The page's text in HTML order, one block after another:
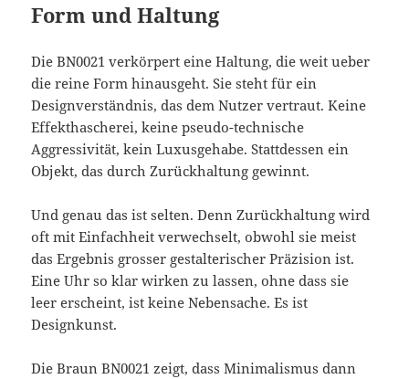
Form und Haltung
Die BN0021 verkörpert eine Haltung, die weit ueber
die reine Form hinausgeht. Sie steht für ein
Designverständnis, das dem Nutzer vertraut. Keine
Effekthascherei, keine pseudo-technische
Aggressivität, kein Luxusgehabe. Stattdessen ein
Objekt, das durch Zurückhaltung gewinnt.
Und genau das ist selten. Denn Zurückhaltung wird
oft mit Einfachheit verwechselt, obwohl sie meist
das Ergebnis grosser gestalterischer Präzision ist.
Eine Uhr so klar wirken zu lassen, ohne dass sie
leer erscheint, ist keine Nebensache. Es ist
Designkunst.
Die Braun BN0021 zeigt, dass Minimalismus dann